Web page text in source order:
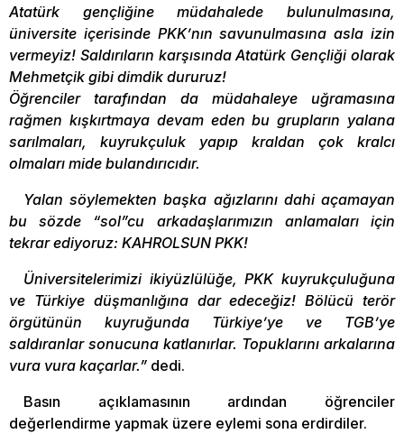
Atatürk gençliğine müdahalede bulunulmasına,
üniversite içerisinde PKK’nın savunulmasına asla izin
vermeyiz! Saldırıların karşısında Atatürk Gençliği olarak
Mehmetçik gibi dimdik dururuz!
Öğrenciler tarafından da müdahaleye uğramasına
rağmen kışkırtmaya devam eden bu grupların yalana
sarılmaları, kuyrukçuluk yapıp kraldan çok kralcı
olmaları mide bulandırıcıdır.
Yalan söylemekten başka ağızlarını dahi açamayan
bu sözde “sol”cu arkadaşlarımızın anlamaları için
tekrar ediyoruz: KAHROLSUN PKK!
Üniversitelerimizi ikiyüzlülüğe, PKK kuyrukçuluğuna
ve Türkiye düşmanlığına dar edeceğiz! Bölücü terör
örgütünün kuyruğunda Türkiye’ye ve TGB’ye
saldıranlar sonucuna katlanırlar. Topuklarını arkalarına
vura vura kaçarlar.” dedi.
Basın açıklamasının ardından öğrenciler
değerlendirme yapmak üzere eylemi sona erdirdiler.